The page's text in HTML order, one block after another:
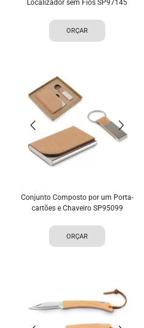
Localizador sem Fios SP97145
ORÇAR
Conjunto Composto por um Porta-
cartões e Chaveiro SP95099
ORÇAR